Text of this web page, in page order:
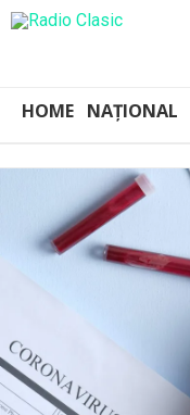
HOME NAȚIONAL